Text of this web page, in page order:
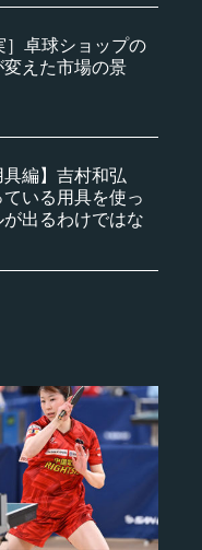
］卓球ショップの
えた市場の景
具編】吉村和弘
ている用具を使っ
出るわけではな